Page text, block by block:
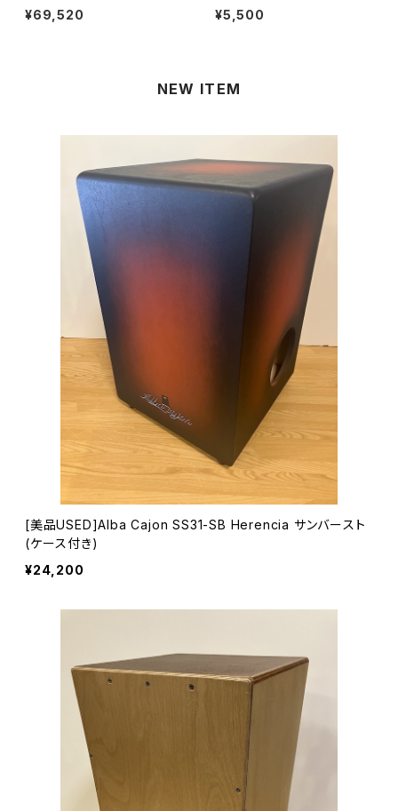
S65BB-VBF Vermillion Bos
¥69,520
WER BEATS” TEE
¥5,500
NEW ITEM
[美品USED]Alba Cajon SS31-SB Herencia サンバースト
(ケース付き)
¥24,200